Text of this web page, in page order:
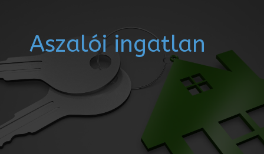
Aszalói ingatlan